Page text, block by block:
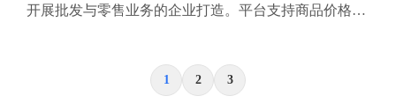
开展批发与零售业务的企业打造。平台支持商品价格展
效、更直观的方式触达B端与C端客户。通过云建站、
大数据分析与广告智能投放体系，助力企业打破渠道壁
1 2 3